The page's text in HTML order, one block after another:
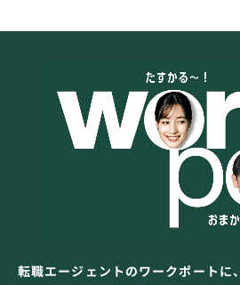
転職エージェントのワークポートに、